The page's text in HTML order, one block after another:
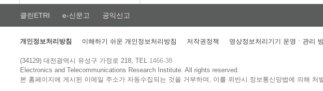
클린ETRI e-신문고 공익신고
개인정보처리방침 이해하기 쉬운 개인정보처리방침 저작권정책 영상정보처리기기 운영ㆍ관리
(34129) 대전광역시 유성구 가정로 218, TEL 1466-38
Electronics and Telecommunications Research Institute.All rights reserved.
본 홈페이지에 게시된 이메일 주소가 자동수집되는 것을 거부하며, 이를 위반시 정보통신망법에 의해 처